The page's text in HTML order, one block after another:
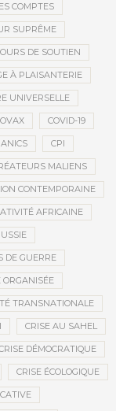
COMPTES
SUPRÊME
DE SOUTIEN
À PLAISANTERIE
UNIVERSELLE
COVID-19
CPI
MALIENS
CONTEMPORAINE
AFRICAINE
DE GUERRE
TRANSNATIONALE
CRISE AU SAHEL
DÉMOCRATIQUE
CRISE ÉCOLOGIQUE